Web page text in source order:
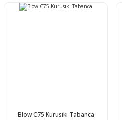
Blow C75 Kurusıkı Tabanca